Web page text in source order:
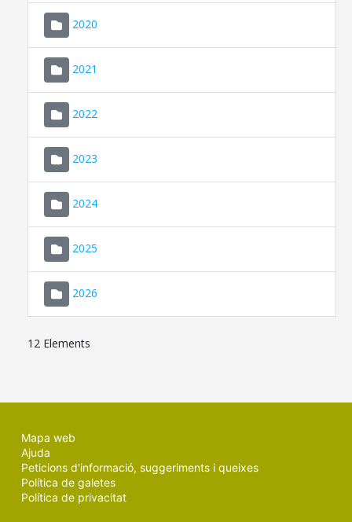
2020
2021
2022
2023
2024
2025
2026
12 Elements
Mapa web
Ajuda
Peticions d'informació, suggeriments i queixes
Política de galetes
Política de privacitat